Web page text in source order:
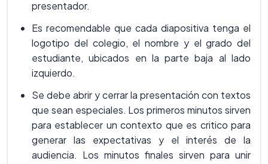
presentador.
Es recomendable que cada diapositiva tenga el
logotipo del colegio, el nombre y el grado del
estudiante, ubicados en la parte baja al lado
izquierdo.
Se debe abrir y cerrar la presentación con textos
que sean especiales. Los primeros minutos sirven
para establecer un contexto que es critico para
generar las expectativas y el interés de la
audiencia. Los minutos finales sirven para unir